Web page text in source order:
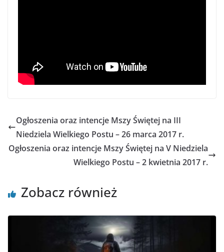
Ogłoszenia oraz intencje Mszy Świętej na III
Niedziela Wielkiego Postu – 26 marca 2017 r.
Ogłoszenia oraz intencje Mszy Świętej na V Niedziela
Wielkiego Postu – 2 kwietnia 2017 r.
Zobacz również